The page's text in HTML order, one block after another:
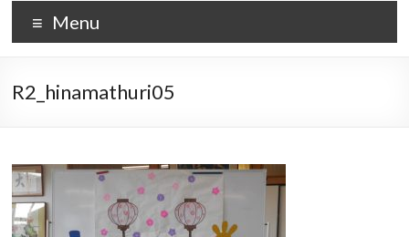
Menu
R2_hinamathuri05